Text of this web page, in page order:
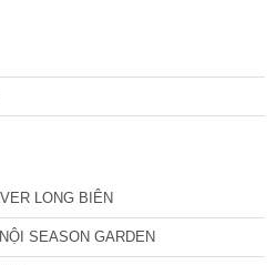
LONG BIÊN
SEASON GARDEN